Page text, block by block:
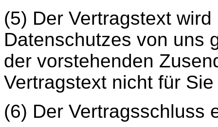
(5) Der Vertragstext
Datenschutzes von uns
der vorstehenden
Vertragstext nicht für
(6) Der Vertragsschluss